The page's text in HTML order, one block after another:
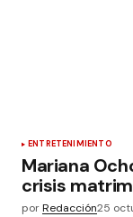
ENTRETENIMIENTO
Mariana
crisis
porRedacción25